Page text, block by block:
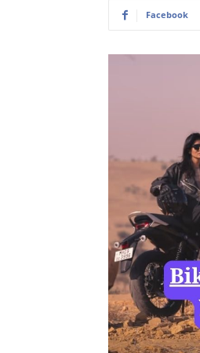
Facebook